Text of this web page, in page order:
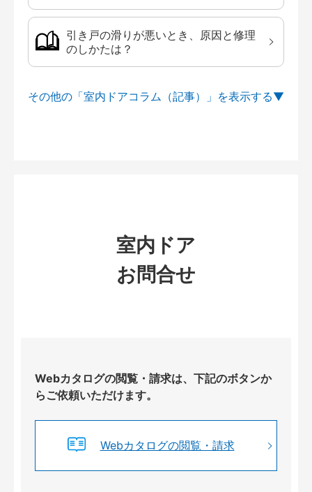
引き戸の滑りが悪いとき、原因と修理
のしかたは？
その他の「室内ドアコラム（記事）」を
室内ドア
お問合せ
Webカタログの閲覧・請求は、下記のボタンか
らご依頼いただけます。
Webカタログの閲覧・請求